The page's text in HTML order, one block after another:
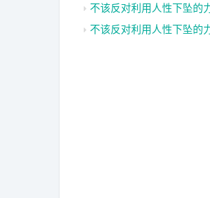
不该反对利用人性下坠的
不该反对利用人性下坠的